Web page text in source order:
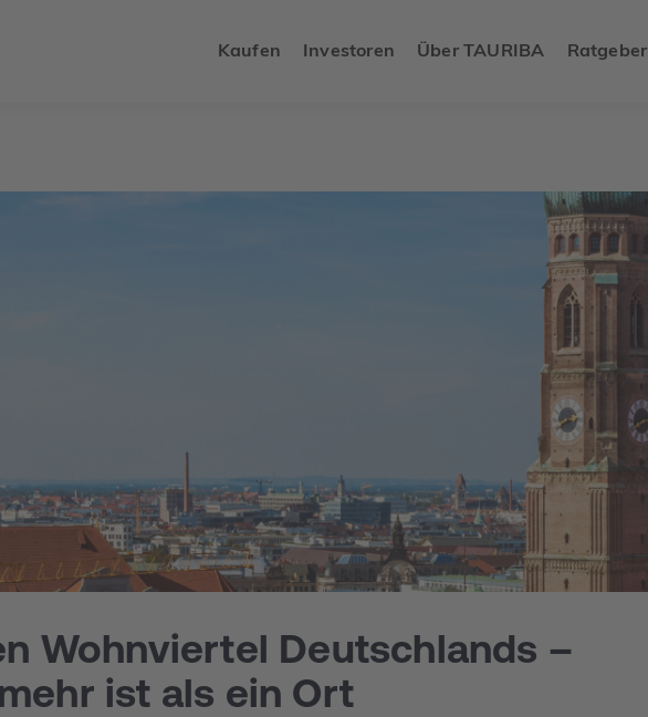
Kaufen Investoren Über TAURIBA Ratgeber
Wohnviertel Deutschlands –
ist als ein Ort